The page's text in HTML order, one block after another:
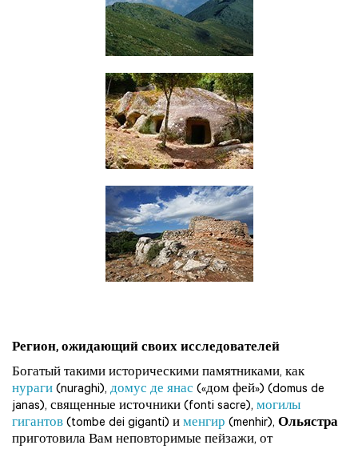
Регион, ожидающий своих исследователей
Богатый такими историческими памятниками, как
нураги (nuraghi), домус де янас («дом фей») (domus de
janas), священные источники (fonti sacre), могилы
гигантов (tombe dei giganti) и менгир (menhir), Ольястра
приготовила Вам неповторимые пейзажи, от